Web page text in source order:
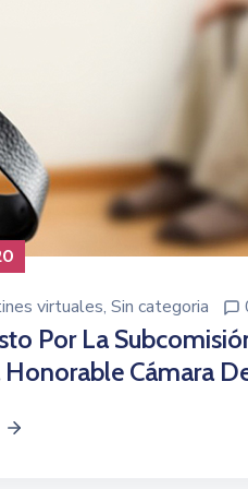
virtuales‚ Sin categoria
Por La
Cámara